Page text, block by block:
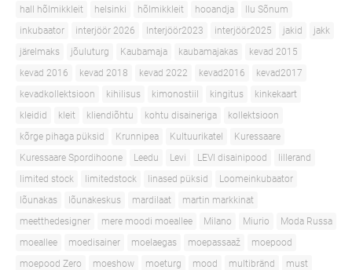
hall hõlmikkleit
helsinki hõlmikkleit hooandja
Ilu Sõnum
inkubaator
interjöör 2026 Interjöör2023 interjöör2025 jakid
jakk
järelmaks
jõuluturg Kaubamaja kaubamajakas
kevad 2015
kevad 2016
kevad 2018 kevad 2022 kevad2016
kevad2017
kevadkollektsioon
kihilisus kimonostiil kingitus
kinkekaart
kleidid
kleit kliendiõhtu kohtu disaineriga
kollektsioon
kõrge pihaga püksid
Krunnipea Kultuurikatel
Kuressaare
Kuressaare Spordihoone
Leedu Levi LEVI disainipood
lillerand
limited stock
limitedstock linased püksid
Loomeinkubaator
lõunakas
lõunakeskus mardilaat
martin markkinat
meetthedesigner
mere moodi moeallee Milano Miurio
Moda Russa
moeallee
moedisainer moelaegas moepassaaž
moepood
moepood Zero
moeshow moeturg mood multibränd
must